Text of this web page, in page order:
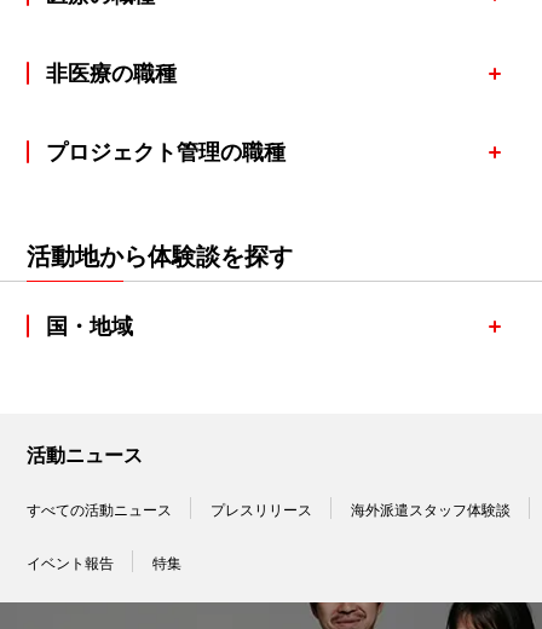
非医療の職種
プロジェクト管理の職種
活動地から体験談を探す
国・地域
活動ニュース
すべての活動ニュース プレスリリース 海外派遣スタッフ体験談
イベント報告 特集